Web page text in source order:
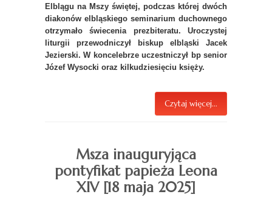
Elblągu na Mszy świętej, podczas której dwóch
diakonów elbląskiego seminarium duchownego
otrzymało świecenia prezbiteratu. Uroczystej
liturgii przewodniczył biskup elbląski Jacek
Jezierski. W koncelebrze uczestniczył bp senior
Józef Wysocki oraz kilkudziesięciu księży.
Czytaj więcej...
Msza inauguryjąca
pontyfikat papieża Leona
XIV [18 maja 2025]